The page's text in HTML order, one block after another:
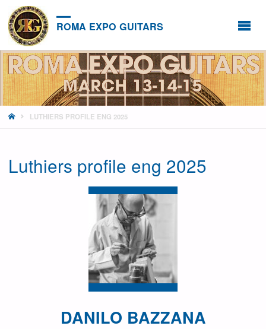
ROMA EXPO GUITARS
HOMELUTHIERS PROFILE ENG 2025
Luthiers profile eng 2025
DANILO BAZZANA